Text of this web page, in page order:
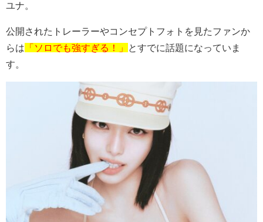
ユナ。
公開されたトレーラーやコンセプトフォトを見たファンか
らは 「ソロでも強すぎる！」
とすでに話題になっていま
す。